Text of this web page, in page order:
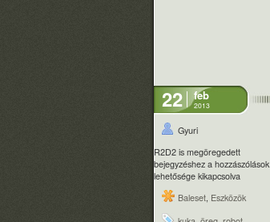
22 feb
2013
Gyuri
R2D2 is megöregedett
bejegyzéshez a hozzászólások
lehetősége kikapcsolva
Baleset Eszközök